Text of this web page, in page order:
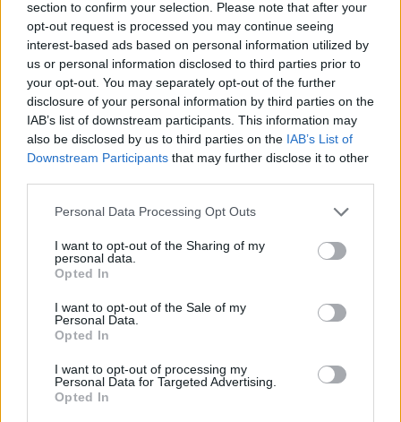
section to confirm your selection. Please note that after your
opt-out request is processed you may continue seeing
interest-based ads based on personal information utilized by
us or personal information disclosed to third parties prior to
your opt-out. You may separately opt-out of the further
disclosure of your personal information by third parties on the
IAB’s list of downstream participants. This information may
also be disclosed by us to third parties on the IAB’s List of
Downstream Participants that may further disclose it to other
Personal Data Processing Opt Outs
I want to opt-out of the Sharing of my
personal data.
Opted In
I want to opt-out of the Sale of my
Personal Data.
Opted In
I want to opt-out of processing my
Personal Data for Targeted Advertising.
Opted In